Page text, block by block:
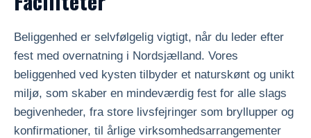
Beliggenhed er selvfølgelig vigtigt, når du leder efter
fest med overnatning i Nordsjælland. Vores
beliggenhed ved kysten tilbyder et naturskønt og unikt
miljø, som skaber en mindeværdig fest for alle slags
begivenheder, fra store livsfejringer som bryllupper og
konfirmationer, til årlige virksomhedsarrangementer